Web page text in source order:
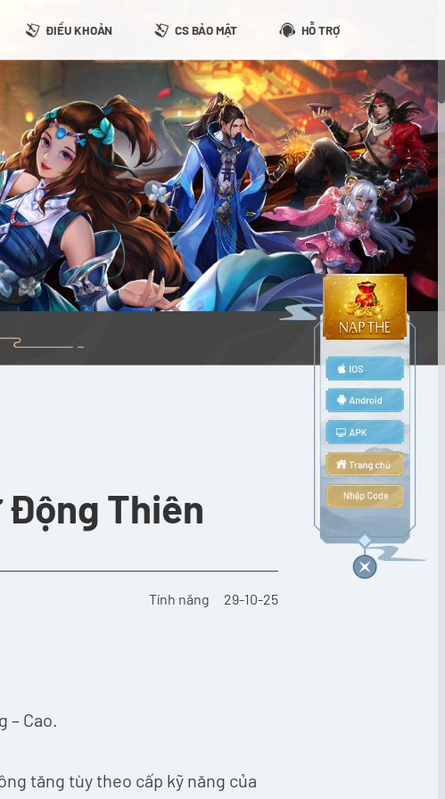
Động Thiên
Tính năng 29-10-25
– Cao.
tăng tùy theo cấp kỹ năng của
ĐIỀU KHOẢN CS BẢO MẬT HỖ TRỢ